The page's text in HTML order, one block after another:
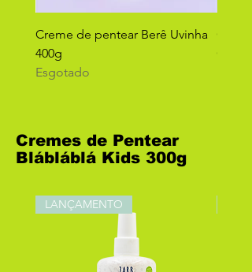
Creme de pentear Berê Uvinha
400g
Esgotado
Cremes de Pentear
Blábláblá Kids 300g
LANÇAMENTO